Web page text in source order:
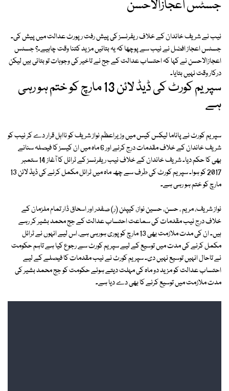
جسٹس اعجازالاحسن
نیب نے شریف خاندان کے خلاف ریفرنسز کی پیش رفت رپورٹ عدالت میں پیش کی۔
جسٹس اعجاز افضل نے نیب سے پوچھا کہ یہ بتائیں مزید کتنا وقت چاہیے۔؟ جسٹس
اعجازالاحسن نے کہا کہ احتساب عدالت کے جج نے تاخیر کی وجوہات تو بتائی ہیں لیکن
درکار وقت نہیں بتایا۔
سپریم کورٹ کی ڈیڈ لائن 13 مارچ کو ختم ہو رہی
ہے
سپریم کورٹ نے پاناما لیکس کیس میں وزیراعظم نواز شریف کو نااہل قرار دے کر نیب کو
شریف خاندان کے خلاف مقدمات درج کرنے اور 6 ماہ میں ان کیسز کا فیصلہ سنانے
بھی کا حکم دیا۔ شریف خاندان کے خلاف نیب ریفرنسز کے ٹرائل کا آغاز 14 ستمبر
2017 کو ہوا۔ سپریم کورٹ کی طرف سے چھ ماہ میں ٹرائل مکمل کرنے کی ڈیڈ لائن 13
مارچ کو ختم ہو رہی ہے۔
نواز شریف، مریم ، حسن، حسین نواز، کیپٹن (ر) صفدر اور اسحاق ڈار تمام ملزمان کے
خلاف درج نیب مقدمات کی سماعت احتساب عدالت کے جج محمد بشیر کر رہے
ہیں۔ ان کی مدت ملازمت بھی 13 مارچ کو پوری ہورہی ہے، اس لیے انہوں نے ٹرائل
مکمل کرنے کی مدت میں توسیع کے لیے سپریم کورٹ سے رجوع کیا ہے تاہم حکومت
نے تاحال انہیں توسیع نہیں دی۔ سپریم کورٹ نے نیب مقدمات کا فیصلے کے لیے
احتساب عدالت کو مزید دو ماہ کی مہلت دیتے ہوئے حکومت کو جج محمد بشیر کی
مدت ملازمت میں توسیع کرنے کا بھی دے دیا ہے۔